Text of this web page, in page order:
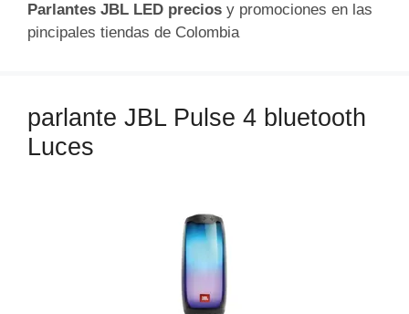
Parlantes JBL LED precios y promociones en las
pincipales tiendas de Colombia
parlante JBL Pulse 4 bluetooth
Luces